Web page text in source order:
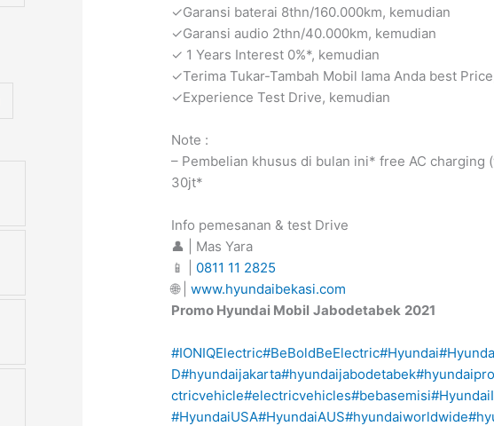
✓Garansi baterai 8thn/160.000km, kemudian
✓Garansi audio 2thn/40.000km, kemudian
✓ 1 Years Interest 0%*, kemudian
✓Terima Tukar-Tambah Mobil lama Anda best
✓Experience Test Drive, kemudian
Note :
– Pembelian khusus di bulan ini* free AC
30jt*
Info pemesanan & test Drive
👤 | Mas Yara
📱 | 0811 11 2825
🌐 |www.hyundaibekasi.com
Promo Hyundai Mobil Jabodetabek 2021
#IONIQElectric#BeBoldBeElectric#Hyundai
D#hyundaijakarta#hyundaijabodetabek
ctricvehicle#electricvehicles#bebasemisi
#HyundaiUSA#HyundaiAUS#hyundaiworldwide